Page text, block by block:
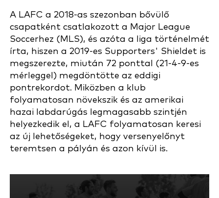
A LAFC a 2018-as szezonban bővülő
csapatként csatlakozott a Major League
Soccerhez (MLS), és azóta a liga történelmét
írta, hiszen a 2019-es Supporters' Shieldet is
megszerezte, miután 72 ponttal (21-4-9-es
mérleggel) megdöntötte az eddigi
pontrekordot. Miközben a klub
folyamatosan növekszik és az amerikai
hazai labdarúgás legmagasabb szintjén
helyezkedik el, a LAFC folyamatosan keresi
az új lehetőségeket, hogy versenyelőnyt
teremtsen a pályán és azon kívül is.